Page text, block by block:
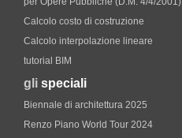
Calcolo costo di costruzione
Calcolo interpolazione lineare
tutorial BIM
gli speciali
Biennale di architettura 2025
Renzo Piano World Tour 2024